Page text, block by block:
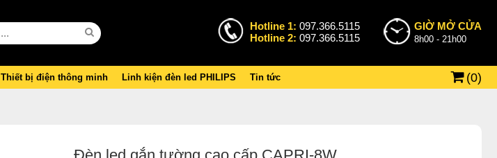
Hotline 1: 097.366.5115
Hotline 2: 097.366.5115
GIỜ MỞ CỬA
8h00 - 21h00
Thiết bị điện thông minh Linh kiện đèn led PHILIPS Tin tức (0)